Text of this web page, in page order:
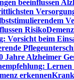
beeinflussen
Risiko
Vorsicht beim
Jahre Alzheimer
erkennen